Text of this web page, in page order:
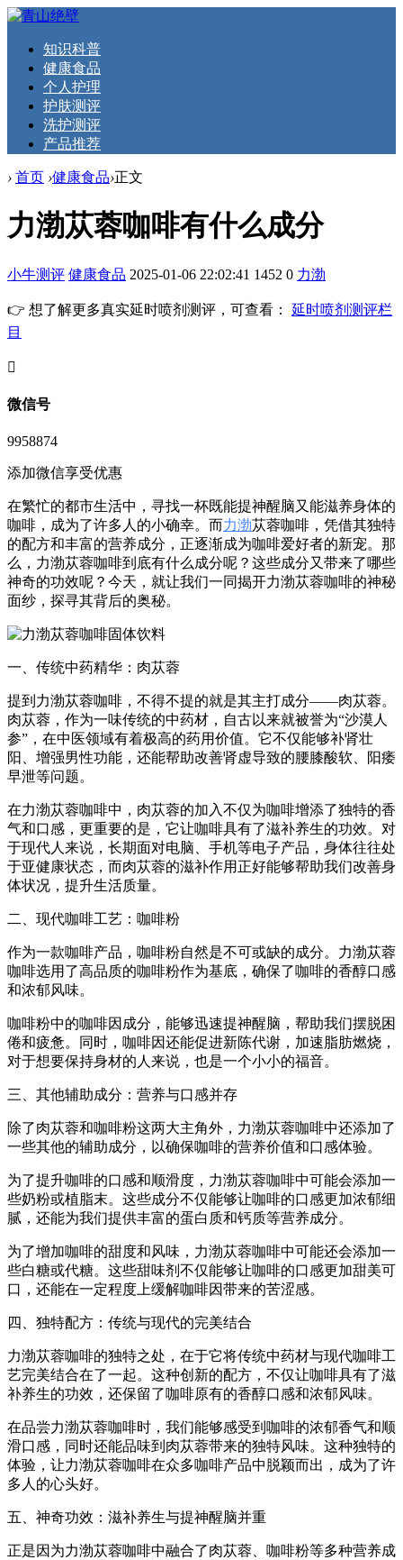
知识科普
健康食品
个人护理
护肤测评
洗护测评
产品推荐
› 首页 ›健康食品›正文
力渤苁蓉咖啡有什么成分
小牛测评 健康食品 2025-01-06 22:02:41 1452 0 力渤
👉 想了解更多真实延时喷剂测评，可查看： 延时喷剂测评栏
目
󦘖
微信号
9958874
添加微信享受优惠
在繁忙的都市生活中，寻找一杯既能提神醒脑又能滋养身体的
咖啡，成为了许多人的小确幸。而力渤苁蓉咖啡，凭借其独特
的配方和丰富的营养成分，正逐渐成为咖啡爱好者的新宠。那
么，力渤苁蓉咖啡到底有什么成分呢？这些成分又带来了哪些
神奇的功效呢？今天，就让我们一同揭开力渤苁蓉咖啡的神秘
面纱，探寻其背后的奥秘。
一、传统中药精华：肉苁蓉
提到力渤苁蓉咖啡，不得不提的就是其主打成分——肉苁蓉。
肉苁蓉，作为一味传统的中药材，自古以来就被誉为“沙漠人
参”，在中医领域有着极高的药用价值。它不仅能够补肾壮
阳、增强男性功能，还能帮助改善肾虚导致的腰膝酸软、阳痿
早泄等问题。
在力渤苁蓉咖啡中，肉苁蓉的加入不仅为咖啡增添了独特的香
气和口感，更重要的是，它让咖啡具有了滋补养生的功效。对
于现代人来说，长期面对电脑、手机等电子产品，身体往往处
于亚健康状态，而肉苁蓉的滋补作用正好能够帮助我们改善身
体状况，提升生活质量。
二、现代咖啡工艺：咖啡粉
作为一款咖啡产品，咖啡粉自然是不可或缺的成分。力渤苁蓉
咖啡选用了高品质的咖啡粉作为基底，确保了咖啡的香醇口感
和浓郁风味。
咖啡粉中的咖啡因成分，能够迅速提神醒脑，帮助我们摆脱困
倦和疲惫。同时，咖啡因还能促进新陈代谢，加速脂肪燃烧，
对于想要保持身材的人来说，也是一个小小的福音。
三、其他辅助成分：营养与口感并存
除了肉苁蓉和咖啡粉这两大主角外，力渤苁蓉咖啡中还添加了
一些其他的辅助成分，以确保咖啡的营养价值和口感体验。
为了提升咖啡的口感和顺滑度，力渤苁蓉咖啡中可能会添加一
些奶粉或植脂末。这些成分不仅能够让咖啡的口感更加浓郁细
腻，还能为我们提供丰富的蛋白质和钙质等营养成分。
为了增加咖啡的甜度和风味，力渤苁蓉咖啡中可能还会添加一
些白糖或代糖。这些甜味剂不仅能够让咖啡的口感更加甜美可
口，还能在一定程度上缓解咖啡因带来的苦涩感。
四、独特配方：传统与现代的完美结合
力渤苁蓉咖啡的独特之处，在于它将传统中药材与现代咖啡工
艺完美结合在了一起。这种创新的配方，不仅让咖啡具有了滋
补养生的功效，还保留了咖啡原有的香醇口感和浓郁风味。
在品尝力渤苁蓉咖啡时，我们能够感受到咖啡的浓郁香气和顺
滑口感，同时还能品味到肉苁蓉带来的独特风味。这种独特的
体验，让力渤苁蓉咖啡在众多咖啡产品中脱颖而出，成为了许
多人的心头好。
五、神奇功效：滋补养生与提神醒脑并重
正是因为力渤苁蓉咖啡中融合了肉苁蓉、咖啡粉等多种营养成